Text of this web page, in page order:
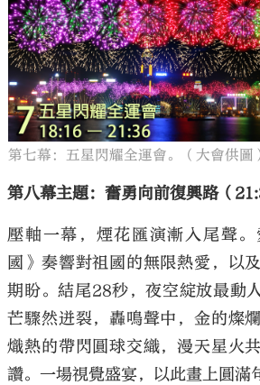
第七幕：五星閃耀全運會。（大會供圖
第八幕主題：奮勇向前復興路（
壓軸一幕，煙花匯演漸入尾聲
國》奏響對祖國的無限熱愛，以
期盼。結尾28秒，夜空綻放最
芒驟然迸裂，轟鳴聲中，金的燦
熾熱的帶閃圓球交織，漫天星火
讚。一場視覺盛宴，以此畫上圓滿